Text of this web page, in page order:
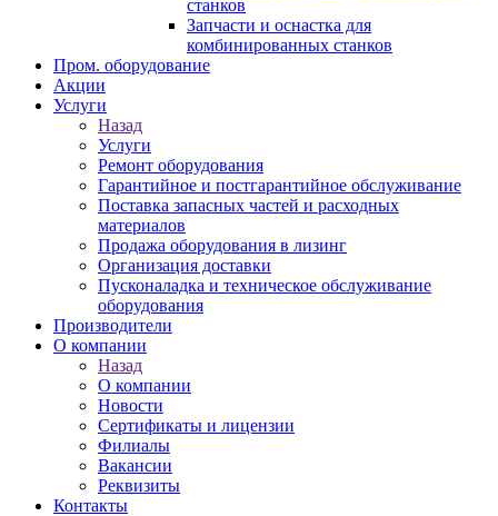
станков
Запчасти и оснастка для
комбинированных станков
Пром. оборудование
Акции
Услуги
Назад
Услуги
Ремонт оборудования
Гарантийное и постгарантийное обслуживание
Поставка запасных частей и расходных
материалов
Продажа оборудования в лизинг
Организация доставки
Пусконаладка и техническое обслуживание
оборудования
Производители
О компании
Назад
О компании
Новости
Сертификаты и лицензии
Филиалы
Вакансии
Реквизиты
Контакты